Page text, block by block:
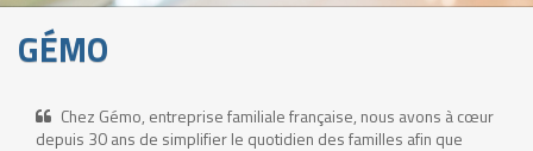
GÉMO
Chez Gémo, entreprise familiale française, nous avons à cœur
depuis 30 ans de simplifier le quotidien des familles afin que